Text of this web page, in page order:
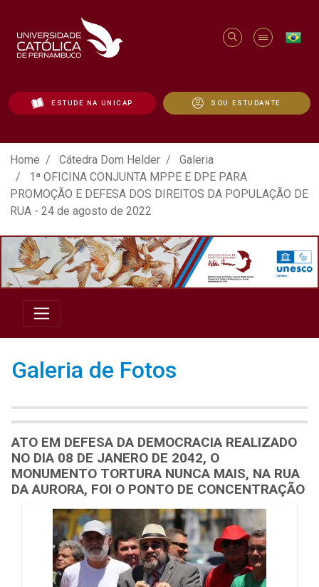
ESTUDE NA UNICAP SOU ESTUDANTE
ATO EM DEFESA DA DEMOCRACIA
Home Cátedra Dom Helder
Galeria
1ª OFICINA CONJUNTA MPPE E DPE PARA
PROMOÇÃO E DEFESA DOS DIREITOS DA POPULAÇÃO DE
RUA - 24 de agosto de 2022
Galeria de Fotos
ATO EM DEFESA DA DEMOCRACIA REALIZADO
NO DIA 08 DE JANERO DE 2042, O
MONUMENTO TORTURA NUNCA MAIS, NA RUA
DA AURORA, FOI O PONTO DE CONCENTRAÇÃO
Galeria de Mídias